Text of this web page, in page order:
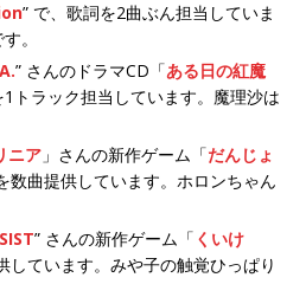
” で、歌詞を2曲ぶん担当していま
。
” さんのドラマCD「ある日の紅魔
1トラック担当しています。魔理沙は
ニア 」さんの新作ゲーム「だんじょ
数曲提供しています。ホロンちゃん
” さんの新作ゲーム「 くいけ
しています。みや子の触覚ひっぱり